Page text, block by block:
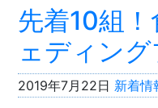
先着10組
ェディン
2019年7月22日 新着情